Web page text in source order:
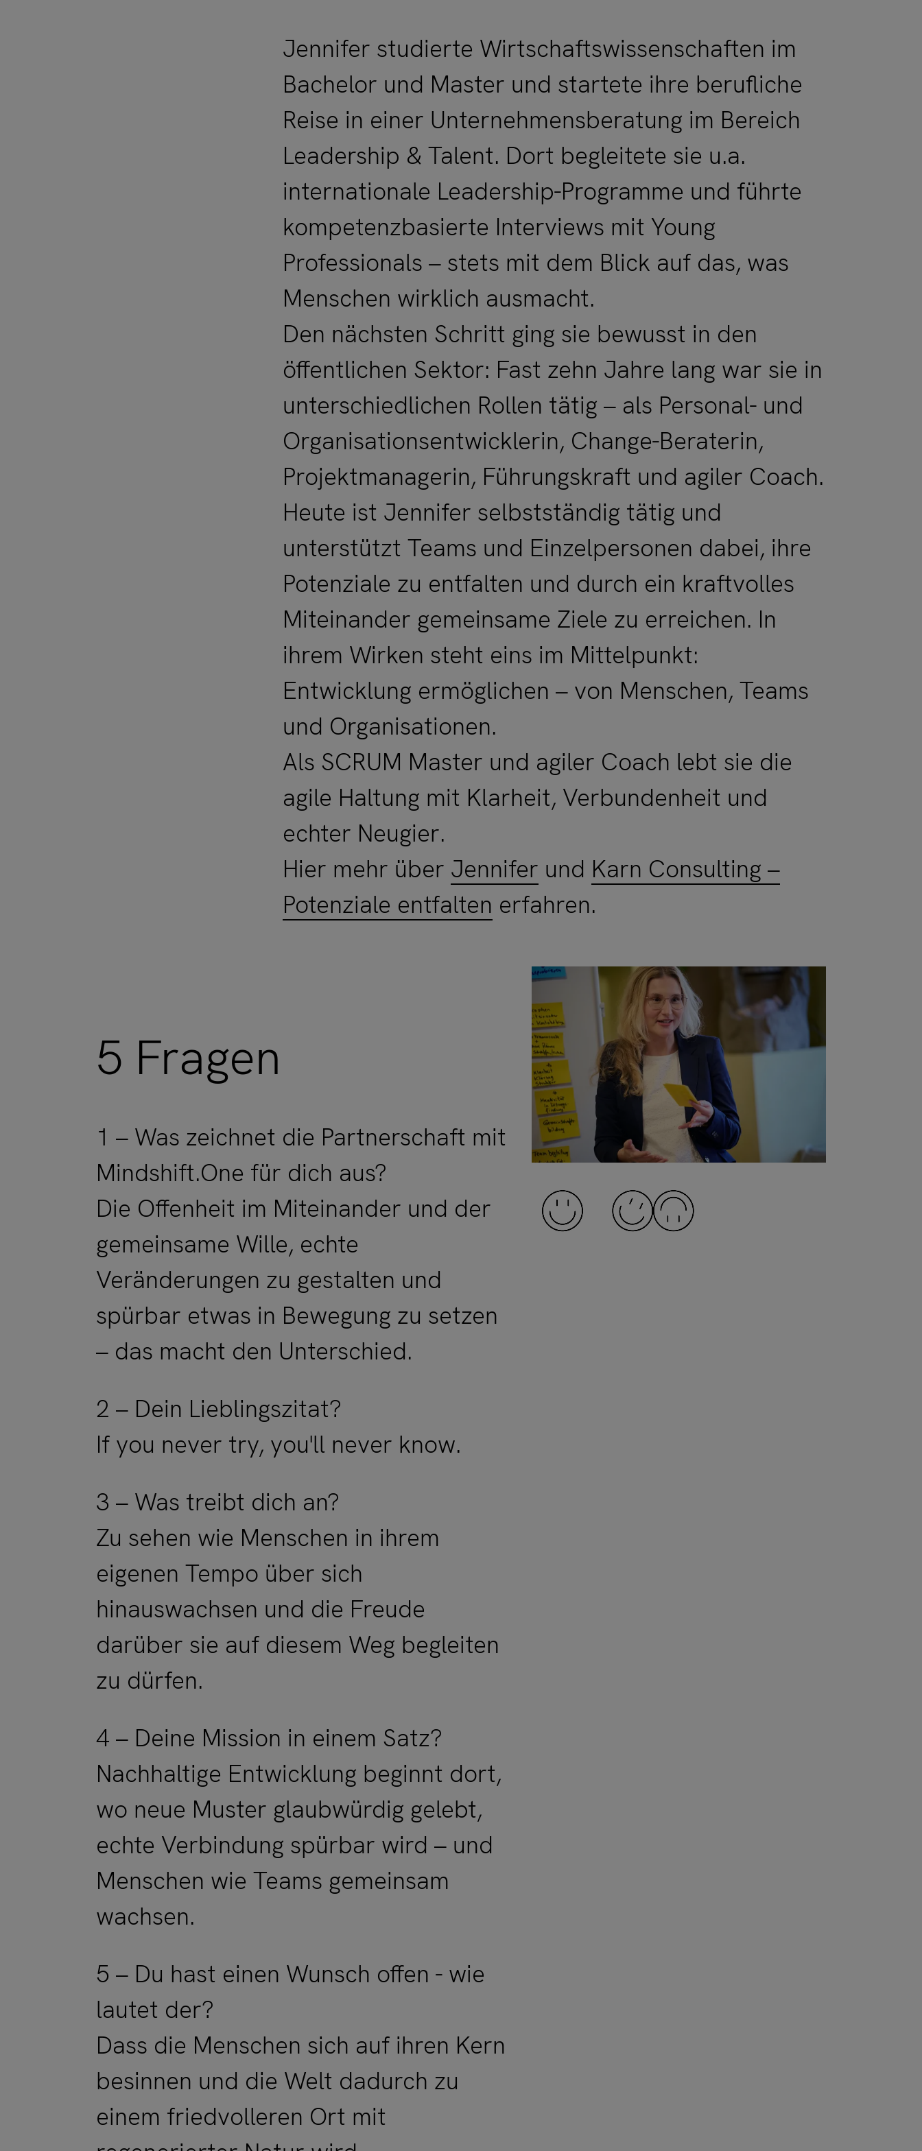
Jennifer studierte Wirtschaftswissenschaften im
Bachelor und Master und startete ihre berufliche
Reise in einer Unternehmensberatung im Bereich
Leadership & Talent. Dort begleitete sie u.a.
internationale Leadership-Programme und führte
kompetenzbasierte Interviews mit Young
Professionals – stets mit dem Blick auf das, was
Menschen wirklich ausmacht.
Den nächsten Schritt ging sie bewusst in den
öffentlichen Sektor: Fast zehn Jahre lang war sie in
unterschiedlichen Rollen tätig – als Personal- und
Organisationsentwicklerin, Change-Beraterin,
Projektmanagerin, Führungskraft und agiler Coach.
Heute ist Jennifer selbstständig tätig und
unterstützt Teams und Einzelpersonen dabei, ihre
Potenziale zu entfalten und durch ein kraftvolles
Miteinander gemeinsame Ziele zu erreichen. In
ihrem Wirken steht eins im Mittelpunkt:
Entwicklung ermöglichen – von Menschen, Teams
und Organisationen.
Als SCRUM Master und agiler Coach lebt sie die
agile Haltung mit Klarheit, Verbundenheit und
echter Neugier.
Hier mehr über Jennifer und Karn Consulting –
Potenziale entfalten erfahren.
5 Fragen
1 – Was zeichnet die Partnerschaft mit
Mindshift.One für dich aus?
Die Offenheit im Miteinander und der
gemeinsame Wille, echte
Veränderungen zu gestalten und
spürbar etwas in Bewegung zu setzen
– das macht den Unterschied.
2 – Dein Lieblingszitat?
If you never try, you'll never know.
3 – Was treibt dich an?
Zu sehen wie Menschen in ihrem
eigenen Tempo über sich
hinauswachsen und die Freude
darüber sie auf diesem Weg begleiten
zu dürfen.
4 – Deine Mission in einem Satz?
Nachhaltige Entwicklung beginnt dort,
wo neue Muster glaubwürdig gelebt,
echte Verbindung spürbar wird – und
Menschen wie Teams gemeinsam
wachsen.
5 – Du hast einen Wunsch offen - wie
lautet der?
Dass die Menschen sich auf ihren Kern
besinnen und die Welt dadurch zu
einem friedvolleren Ort mit